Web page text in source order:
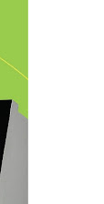
por
a economia
e arrecadação